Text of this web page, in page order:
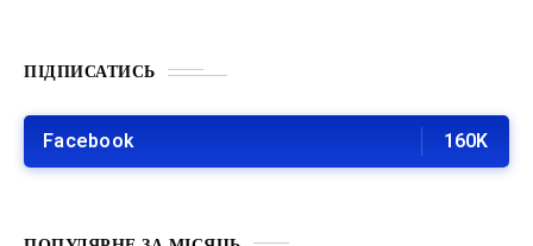
ПІДПИСАТИСЬ
Facebook 160K